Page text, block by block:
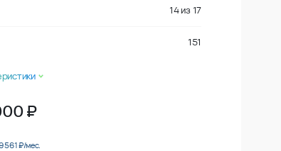
14из 17
151
₽
561 ₽/мес.